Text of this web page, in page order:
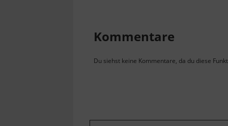
Kommentare
Du siehst keine Kommentare, da du diese